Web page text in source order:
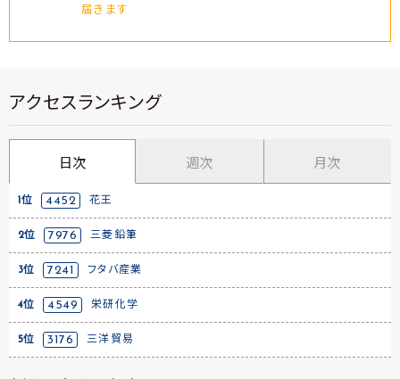
届きます
アクセスランキング
日次 週次 月次
1位 4452 花王
2位 7976 三菱鉛筆
3位 7241 フタバ産業
4位 4549 栄研化学
5位 3176 三洋貿易